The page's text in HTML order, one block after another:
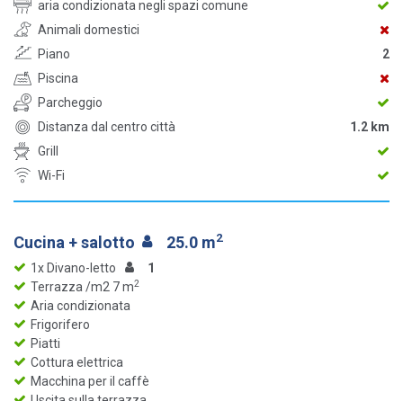
aria condizionata negli spazi comune
Animali domestici
Piano
2
Piscina
Parcheggio
Distanza dal centro città
1.2 km
Grill
Wi-Fi
Cucina + salotto 25.0 m2
1x Divano-letto
1
Terrazza /m2 7 m2
Aria condizionata
Frigorifero
Piatti
Cottura elettrica
Macchina per il caffè